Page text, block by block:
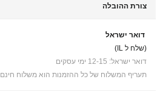
צורת ההובלה
דואר ישראל
(שלח ל IL)
דואר ישראל: 12-15 ימי עסקים
תעריף המשלוח של כל ההזמנות הוא משלוח חינם